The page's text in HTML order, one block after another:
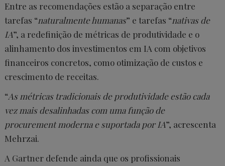
Entre as recomendações estão a separação entre
tarefas “naturalmente humanas” e tarefas “nativas de
IA”, a redefinição de métricas de produtividade e o
alinhamento dos investimentos em IA com objetivos
financeiros concretos, como otimização de custos e
crescimento de receitas.
“As métricas tradicionais de produtividade estão cada
vez mais desalinhadas com uma função de
procurement moderna e suportada por IA”, acrescenta
Mehrzai.
A Gartner defende ainda que os profissionais